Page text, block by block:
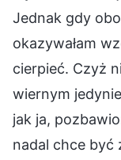
Jednak gdy
okazywałam
cierpieć. Czyż
wiernym
jak ja,
nadal chce być